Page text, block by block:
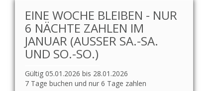
EINE WOCHE BLEIBEN - NUR
6 NÄCHTE ZAHLEN IM
JANUAR (AUSSER SA.-SA. U
ND SO.-SO.)
Gültig 05.01.2026 bis 28.01.2026
7 Tage buchen und nur 6 Tage zahlen